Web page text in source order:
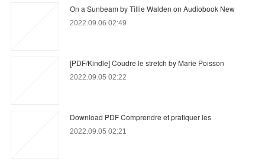
On a Sunbeam by Tillie Walden on Audiobook New
2022.09.06 02:49
[PDF/Kindle] Coudre le stretch by Marie Poisson
2022.09.05 02:22
Download PDF Comprendre et pratiquer les
2022.09.05 02:21